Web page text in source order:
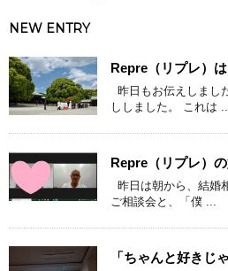
NEW ENTRY
Repre（リプレ）
昨日もお伝えしまし
ししました。 これは ...
Repre（リプレ）
昨日は朝から、結婚
ご相談会と、「僕 ...
「ちゃんと好きじ